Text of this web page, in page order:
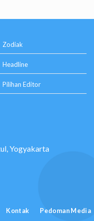
Zodiak
Headline
Pilihan Editor
Yogyakarta
Kontak Pedoman Media